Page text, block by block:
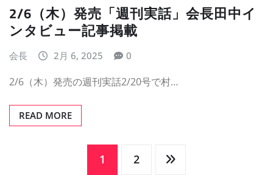
2/6（木）発売「週刊実話」会長田中イ
ンタビュー記事掲載
会長 2月 6, 2025 0
2/6（木）発売の週刊実話2/20号で村…
READ MORE
1 2